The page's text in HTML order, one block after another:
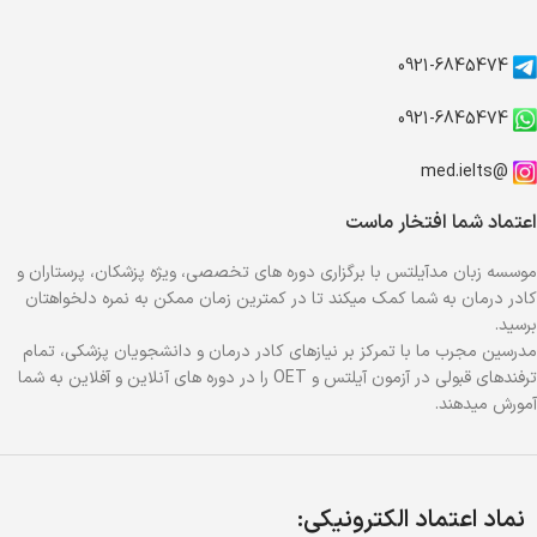
@med.ielts
اعتماد شما افتخار ماست
موسسه زبان مدآیلتس با برگزاری دوره های تخصصی، ویژه پزشکان، پرستاران و
کادر درمان به شما کمک میکند تا در کمترین زمان ممکن به نمره دلخواهتان
برسید.
مدرسین مجرب ما با تمرکز بر نیازهای کادر درمان و دانشجویان پزشکی، تمام
ترفندهای قبولی در آزمون آیلتس و OET را در دوره های آنلاین و آفلاین به شما
آمورش میدهند.
نماد اعتماد الکترونیکی: